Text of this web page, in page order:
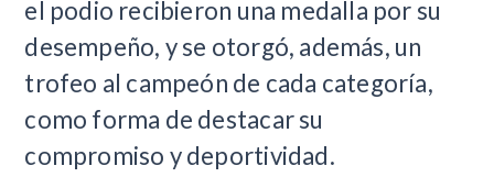
el podio recibieron una medalla por su
desempeño, y se otorgó, además, un
trofeo al campeón de cada categoría,
como forma de destacar su
compromiso y deportividad.